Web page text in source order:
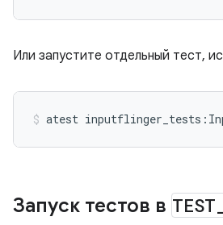
Или запустите отдельный тест,
atest
Запуск тестов в TEST